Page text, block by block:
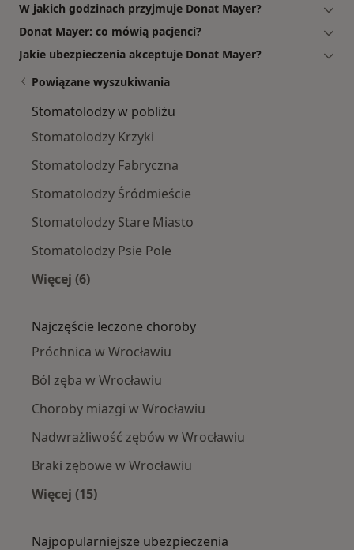
W jakich godzinach przyjmuje Donat Mayer?
Donat Mayer: co mówią pacjenci?
Jakie ubezpieczenia akceptuje Donat Mayer?
Powiązane wyszukiwania
Stomatolodzy w pobliżu
Stomatolodzy Krzyki
Stomatolodzy Fabryczna
Stomatolodzy Śródmieście
Stomatolodzy Stare Miasto
Stomatolodzy Psie Pole
Więcej (6)
Najczęście leczone choroby
Próchnica w Wrocławiu
Ból zęba w Wrocławiu
Choroby miazgi w Wrocławiu
Nadwrażliwość zębów w Wrocławiu
Braki zębowe w Wrocławiu
Więcej (15)
Najpopularniejsze ubezpieczenia